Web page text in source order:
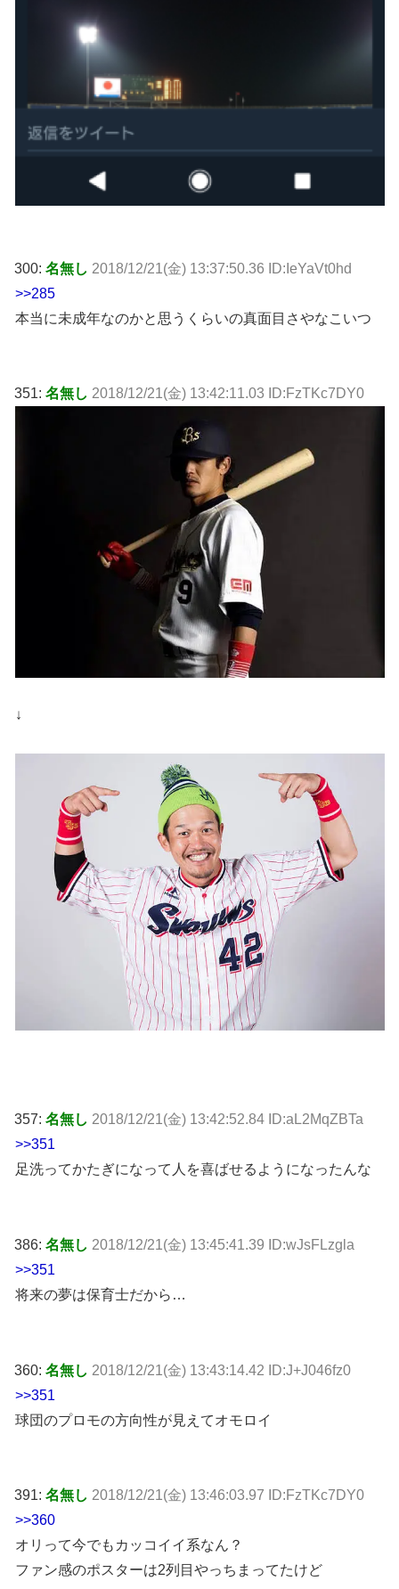
300: 名無し 2018/12/21(金) 13:37:50.36 ID:IeYaVt0hd
>>285
本当に未成年なのかと思うくらいの真面目さやなこいつ
351: 名無し 2018/12/21(金) 13:42:11.03 ID:FzTKc7DY0
↓
357: 名無し 2018/12/21(金) 13:42:52.84 ID:aL2MqZBTa
>>351
足洗ってかたぎになって人を喜ばせるようになったんな
386: 名無し 2018/12/21(金) 13:45:41.39 ID:wJsFLzgla
>>351
将来の夢は保育士だから…
360: 名無し 2018/12/21(金) 13:43:14.42 ID:J+J046fz0
>>351
球団のプロモの方向性が見えてオモロイ
391: 名無し 2018/12/21(金) 13:46:03.97 ID:FzTKc7DY0
>>360
オリって今でもカッコイイ系なん？
ファン感のポスターは2列目やっちまってたけど